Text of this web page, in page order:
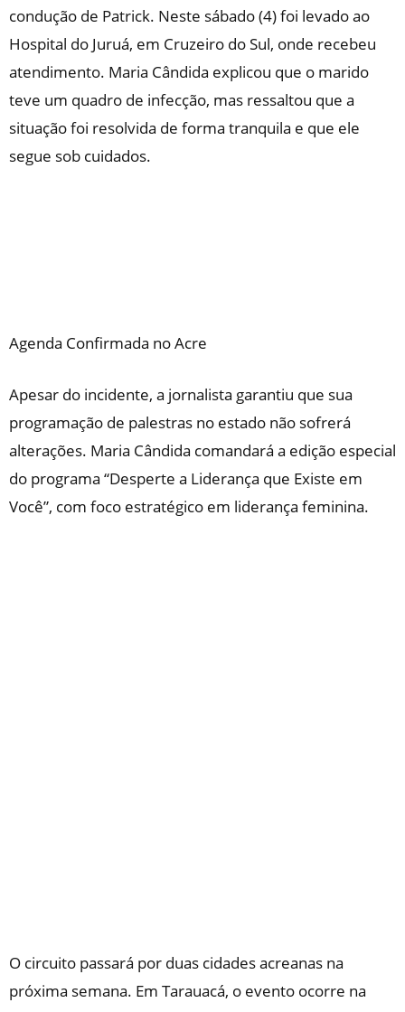
condução de Patrick. Neste sábado (4) foi levado ao
Hospital do Juruá, em Cruzeiro do Sul, onde recebeu
atendimento. Maria Cândida explicou que o marido
teve um quadro de infecção, mas ressaltou que a
situação foi resolvida de forma tranquila e que ele
segue sob cuidados.
Agenda Confirmada no Acre
Apesar do incidente, a jornalista garantiu que sua
programação de palestras no estado não sofrerá
alterações. Maria Cândida comandará a edição especial
do programa “Desperte a Liderança que Existe em
Você”, com foco estratégico em liderança feminina.
O circuito passará por duas cidades acreanas na
próxima semana. Em Tarauacá, o evento ocorre na